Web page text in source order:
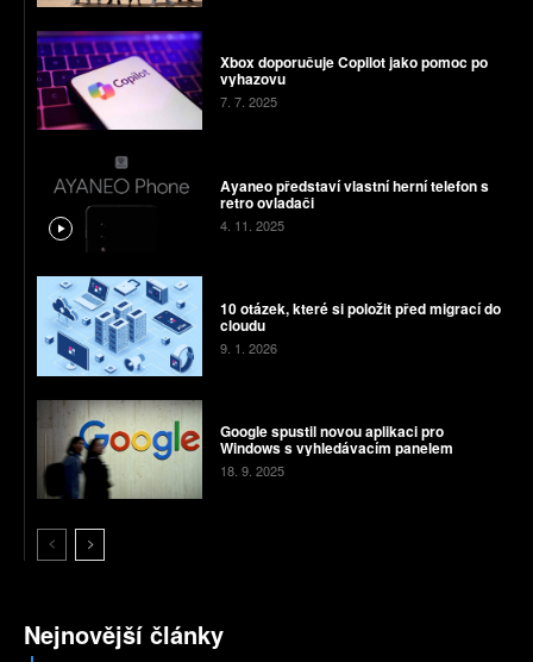
Xbox doporučuje Copilot jako pomoc po
vyhazovu
7. 7. 2025
Ayaneo představí vlastní herní telefon s
retro ovladači
4. 11. 2025
10 otázek, které si položit před migrací do
cloudu
9. 1. 2026
Google spustil novou aplikaci pro
Windows s vyhledávacím panelem
18. 9. 2025
Nejnovější články